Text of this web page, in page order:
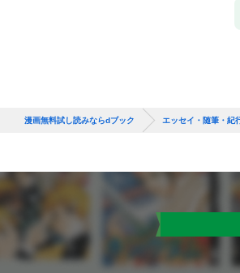
漫画無料試し読みならdブック エッセイ・随筆・紀